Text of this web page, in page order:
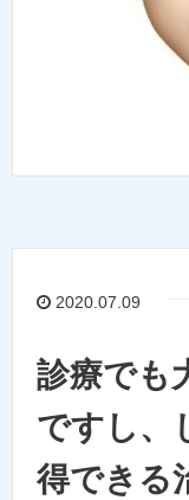
2020.07.09
診療でも
ですし、
得できる